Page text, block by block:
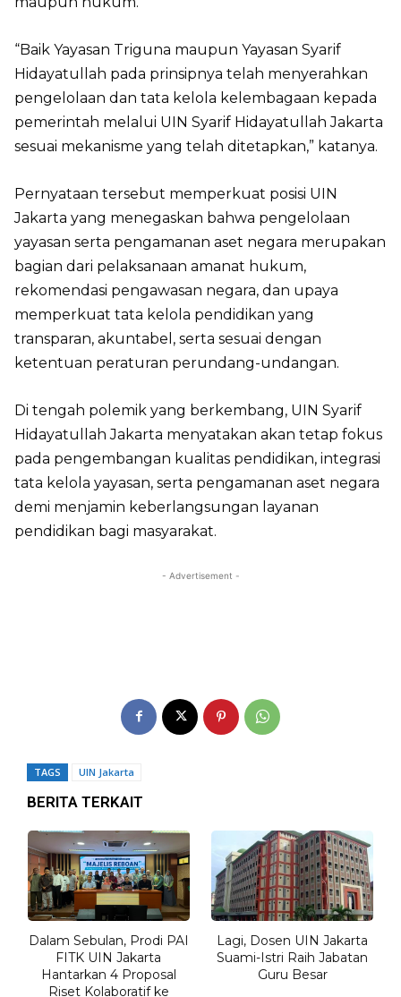
“Baik Yayasan Triguna maupun Yayasan Syarif
Hidayatullah pada prinsipnya telah menyerahkan
pengelolaan dan tata kelola kelembagaan kepada
pemerintah melalui UIN Syarif Hidayatullah Jakarta
sesuai mekanisme yang telah ditetapkan,” katanya.
Pernyataan tersebut memperkuat posisi UIN
Jakarta yang menegaskan bahwa pengelolaan
yayasan serta pengamanan aset negara merupakan
bagian dari pelaksanaan amanat hukum,
rekomendasi pengawasan negara, dan upaya
memperkuat tata kelola pendidikan yang
transparan, akuntabel, serta sesuai dengan
ketentuan peraturan perundang-undangan.
Di tengah polemik yang berkembang, UIN Syarif
Hidayatullah Jakarta menyatakan akan tetap fokus
pada pengembangan kualitas pendidikan, integrasi
tata kelola yayasan, serta pengamanan aset negara
demi menjamin keberlangsungan layanan
pendidikan bagi masyarakat.
- Advertisement -
TAGS UIN Jakarta
BERITA TERKAIT
Dalam Sebulan, Prodi PAI
FITK UIN Jakarta
Hantarkan 4 Proposal
Riset Kolaboratif ke
Lagi, Dosen UIN Jakarta
Suami-Istri Raih Jabatan
Guru Besar